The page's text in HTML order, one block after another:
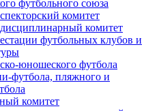
футбольного союза
комитет
комитет
футбольных клубов и
юношеского футбола
футбола, пляжного и
комитет